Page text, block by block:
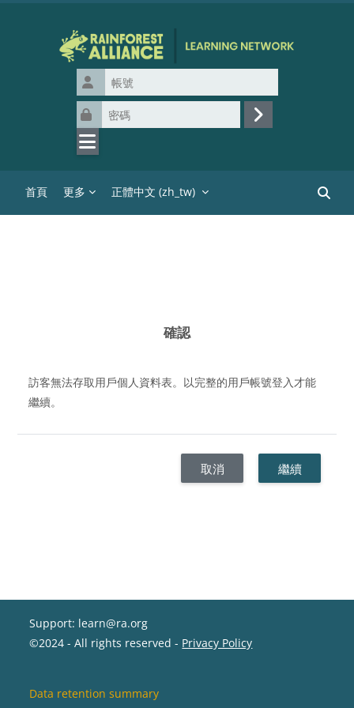
帳號
密碼
登入
首頁 更多 正體中文 ‎(zh_tw)‎
搜尋課
確認
訪客無法存取用戶個人資料表。以完整的用戶帳號登入才能
繼續。
取消 繼續
Support: learn@ra.org
©2024 - All rights reserved - Privacy Policy
Data retention summary